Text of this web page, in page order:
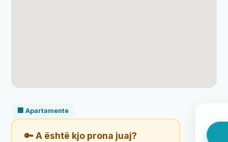
🏢 Apartamente
🔑 A është kjo prona juaj?